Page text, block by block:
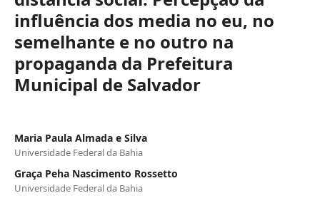
influência dos media no eu, no
semelhante e no outro na
propaganda da Prefeitura
Municipal de Salvador
Maria Paula Almada e Silva
Universidade Federal da Bahia
Graça Peha Nascimento Rossetto
Universidade Federal da Bahia